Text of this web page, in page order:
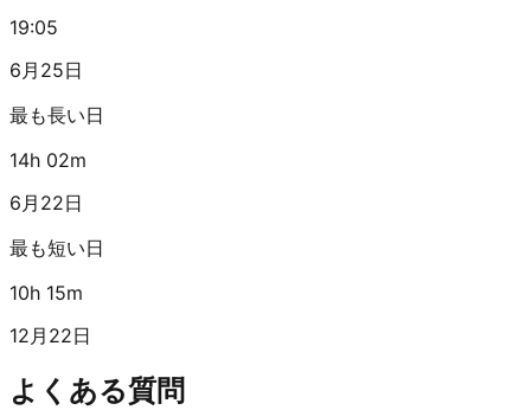
19:05
6月25日
最も長い日
14h 02m
6月22日
最も短い日
10h 15m
12月22日
よくある質問